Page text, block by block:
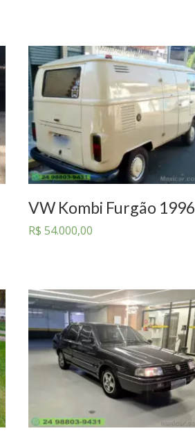
VW Kombi Furgão 1996
R$ 54.000,00